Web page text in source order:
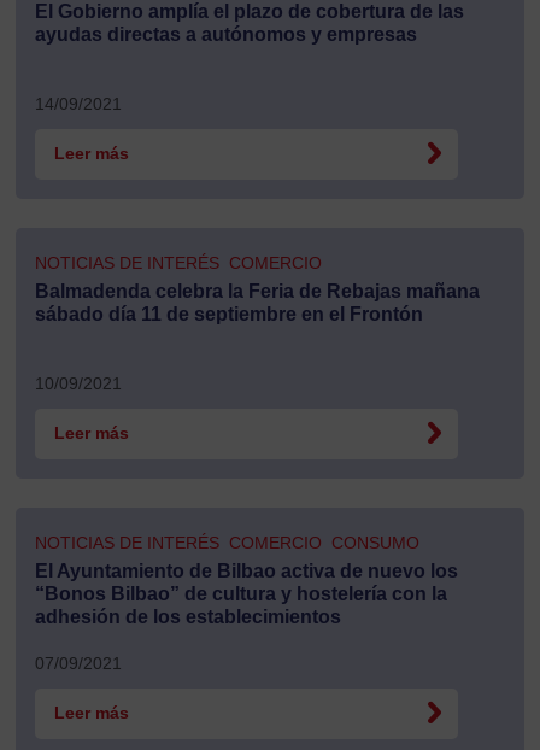
El Gobierno amplía el plazo de cobertura de las
ayudas directas a autónomos y empresas
14/09/2021
Leer más
NOTICIAS DE INTERÉS COMERCIO
Balmadenda celebra la Feria de Rebajas mañana
sábado día 11 de septiembre en el Frontón
10/09/2021
Leer más
NOTICIAS DE INTERÉS COMERCIO CONSUMO
El Ayuntamiento de Bilbao activa de nuevo los
“Bonos Bilbao” de cultura y hostelería con la
adhesión de los establecimientos
07/09/2021
Leer más